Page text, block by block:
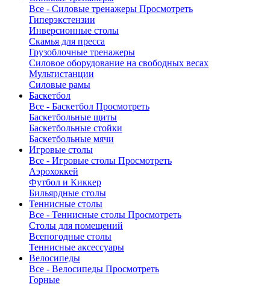
Все - Силовые тренажеры Просмотреть
Гиперэкстензии
Инверсионные столы
Скамья для пресса
Грузоблочные тренажеры
Силовое оборудование на свободных весах
Мультистанции
Силовые рамы
Баскетбол
Все - Баскетбол Просмотреть
Баскетбольные щиты
Баскетбольные стойки
Баскетбольные мячи
Игровые столы
Все - Игровые столы Просмотреть
Аэрохоккей
Футбол и Киккер
Бильярдные столы
Теннисные столы
Все - Теннисные столы Просмотреть
Столы для помещений
Всепогодные столы
Теннисные аксессуары
Велосипеды
Все - Велосипеды Просмотреть
Горные